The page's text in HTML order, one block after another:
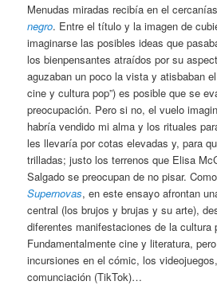
Menudas miradas recibía en el
negro. Entre el título y la imagen de
imaginarse las posibles ideas que
los bienpensantes atraídos por su
aguzaban un poco la vista y atisbaban
cine y cultura pop”) es posible que se
preocupación. Pero si no, el vuelo
habría vendido mi alma y los rituales
les llevaría por cotas elevadas y, para
trilladas; justo los terrenos que Elisa
Salgado se preocupan de no pisar.
Supernovas, en este ensayo afrontan
central (los brujos y brujas y su arte),
diferentes manifestaciones de la cultura
Fundamentalmente cine y literatura,
incursiones en el cómic, los
comunciación (TikTok)…